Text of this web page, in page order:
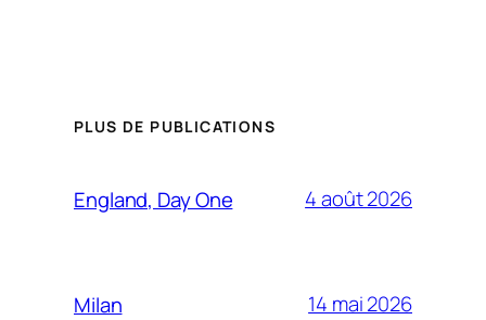
PLUS DE PUBLICATIONS
England, Day One 4 août 2026
Milan 14 mai 2026